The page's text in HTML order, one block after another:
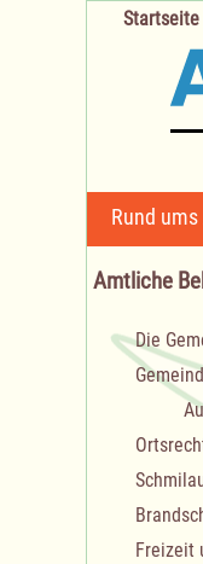
Navigation
Rund
Startseite
Amtliche
Navigation
überspringen
Die
Freizeit